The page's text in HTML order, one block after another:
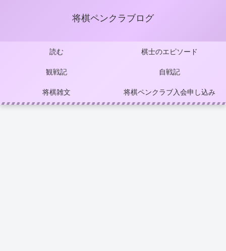
将棋ペンクラブログ
読む 棋士のエピソード
観戦記 自戦記
将棋雑文 将棋ペンクラブ入会申し込み